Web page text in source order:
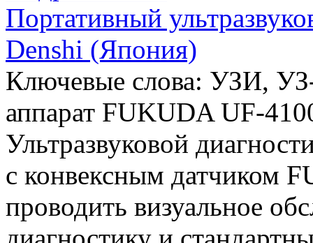
Портативный
Denshi (Япония)
Ключевые слова: УЗИ, УЗ-
аппарат FUKUDA UF-
Ультразвуковой
с конвексным датчиком
проводить визуальное